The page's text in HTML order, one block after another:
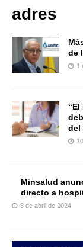
adres
de
1
del
Minsalud
directo a
8 de abril de 2024